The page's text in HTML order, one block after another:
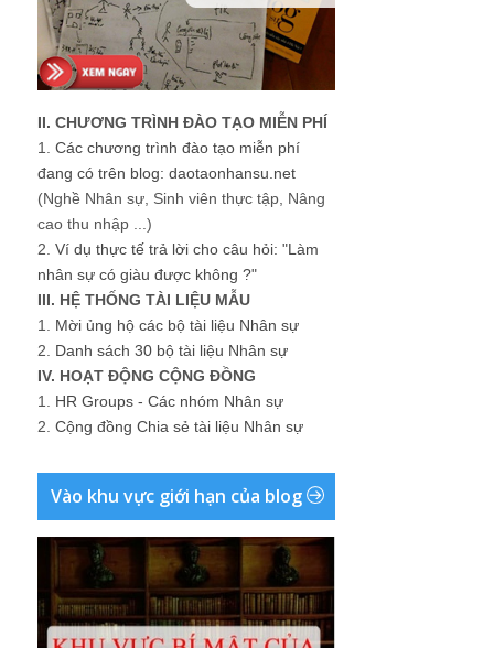
II. CHƯƠNG TRÌNH ĐÀO TẠO MIỄN PHÍ
1. Các chương trình đào tạo miễn phí
đang có trên blog: daotaonhansu.net
(Nghề Nhân sự, Sinh viên thực tập, Nâng
cao thu nhập ...)
2. Ví dụ thực tế trả lời cho câu hỏi: "Làm
nhân sự có giàu được không ?"
III. HỆ THỐNG TÀI LIỆU MẪU
1. Mời ủng hộ các bộ tài liệu Nhân sự
2. Danh sách 30 bộ tài liệu Nhân sự
IV. HOẠT ĐỘNG CỘNG ĐỒNG
1. HR Groups - Các nhóm Nhân sự
2. Cộng đồng Chia sẻ tài liệu Nhân sự
Vào khu vực giới hạn của blog